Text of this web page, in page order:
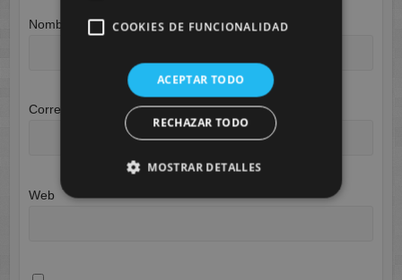
Nombre
Correo electrónico*
Web
COOKIES DE FUNCIONALIDAD
ACEPTAR TODO
RECHAZAR TODO
MOSTRAR DETALLES